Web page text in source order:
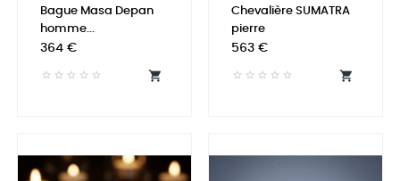
Bague Masa Depan
homme...
Prix
364 €

Chevalière SUMATRA
pierre
Prix
563 €
